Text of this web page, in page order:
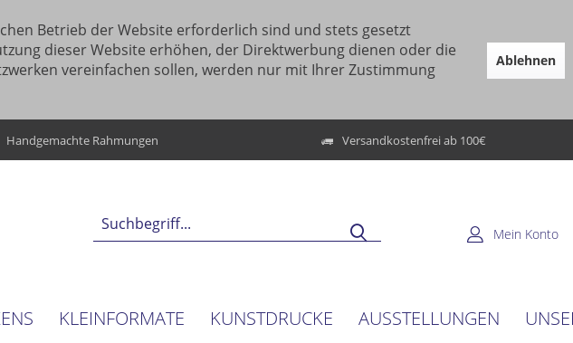
Betrieb der Website erforderlich sind und stets gesetzt
dieser Website erhöhen, der Direktwerbung dienen oder die
vereinfachen sollen, werden nur mit Ihrer Zustimmung
Ablehnen
Handgemachte Rahmungen Versandkostenfrei ab 100€
Mein Konto
KLEINFORMATE KUNSTDRUCKE AUSSTELLUNGEN